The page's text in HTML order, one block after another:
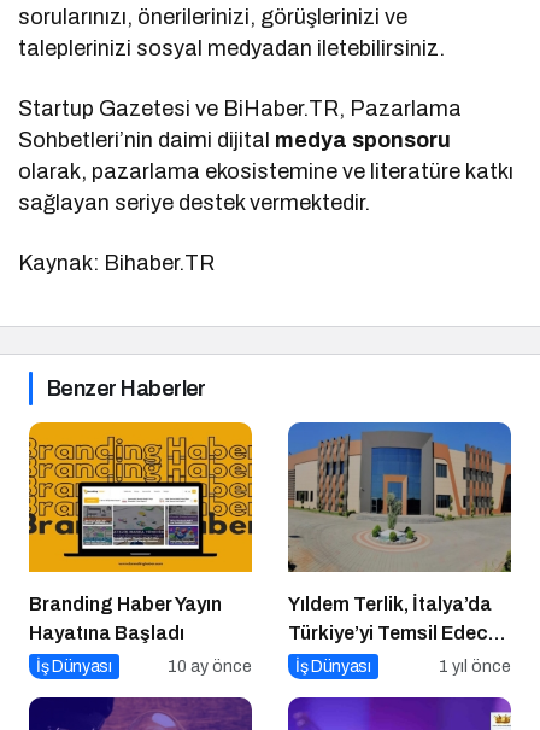
sorularınızı, önerilerinizi, görüşlerinizi ve
taleplerinizi sosyal medyadan iletebilirsiniz.
Startup Gazetesi ve BiHaber.TR, Pazarlama
Sohbetleri’nin daimi dijital medya sponsoru
olarak, pazarlama ekosistemine ve literatüre katkı
sağlayan seriye destek vermektedir.
Kaynak: Bihaber.TR
Benzer Haberler
Branding Haber Yayın
Hayatına Başladı
İş Dünyası 10 ay önce
Yıldem Terlik, İtalya’da
Türkiye’yi Temsil Edecek
Gaziantepli yerli üretici,
fuarında boy
İş Dünyası 1 yıl önce